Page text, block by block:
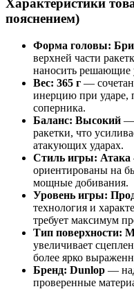
Характеристики
пояснением)
Форма головы:
верхней части
наносить решающие
Вес: 365 г —
инерцию при ударе,
соперника.
Баланс: Высокий —
ракетки, что
атакующих ударах.
Стиль игры: Атака
ориентированы на
мощные добивания.
Уровень игры:
технология и
требует максимум
Тип поверхности:
увеличивает
более ярко
Бренд: Dunlop —
проверенные